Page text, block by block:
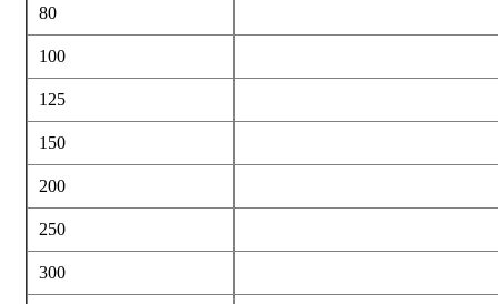
80
100
125
150
200
250
300